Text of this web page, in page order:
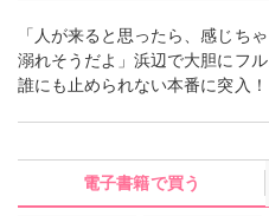
「人が来ると思ったら、感じ
溺れそうだよ」浜辺で大胆にフ
誰にも止められない本番に突入！
電子書籍で買う